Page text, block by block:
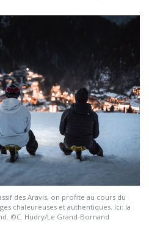
des Aravis, on profite au cours du
chaleureuses et authentiques. Ici: la
©C. Hudry/Le Grand-Bornand